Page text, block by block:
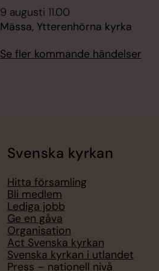
9 augusti 11.00
Mässa, Ytterenhörna kyrka
Se fler kommande händelser
Svenska kyrkan
Hitta församling
Bli medlem
Lediga jobb
Ge en gåva
Organisation
Act Svenska kyrkan
Svenska kyrkan i utlandet
Press – nationell nivå